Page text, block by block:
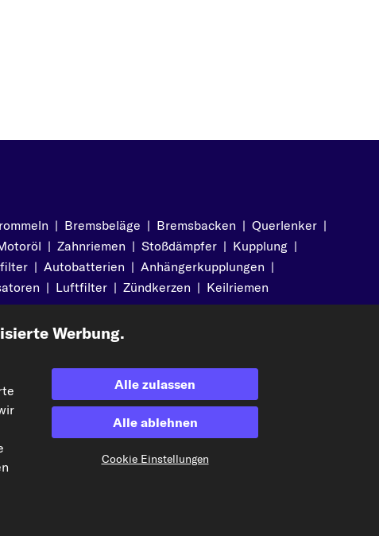
| Bremsbeläge | Bremsbacken | Querlenker |
| Zahnriemen | Stoßdämpfer | Kupplung |
| Autobatterien | Anhängerkupplungen |
| Luftfilter | Zündkerzen | Keilriemen
Akzeptierte Zahlungsarten
Werbung.
Alle zulassen
Alle ablehnen
Cookie Einstellungen